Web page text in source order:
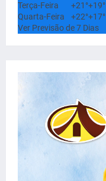
Terça-Feira +21°+19°
Quarta-Feira
+22°+17°
Ver Previsão de 7 Dias